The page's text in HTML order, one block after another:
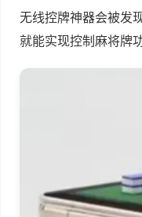
无线控牌神器会被发
就能实现控制麻将牌